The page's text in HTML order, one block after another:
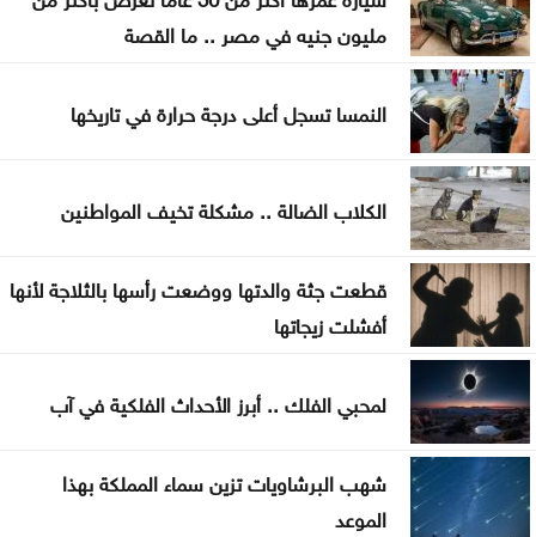
فيدان يستنكر الهجمات الإسرائيلية على سوريا
السعايدة يبحث مع علاوي تعزيز التعاون البرلماني
مليون جنيه في مصر .. ما القصة
النمسا تسجل أعلى درجة حرارة في تاريخها
الكلاب الضالة .. مشكلة تخيف المواطنين
قطعت جثة والدتها ووضعت رأسها بالثلاجة لأنها
أفشلت زيجاتها
لمحبي الفلك .. أبرز الأحداث الفلكية في آب
شهب البرشاويات تزين سماء المملكة بهذا
الموعد